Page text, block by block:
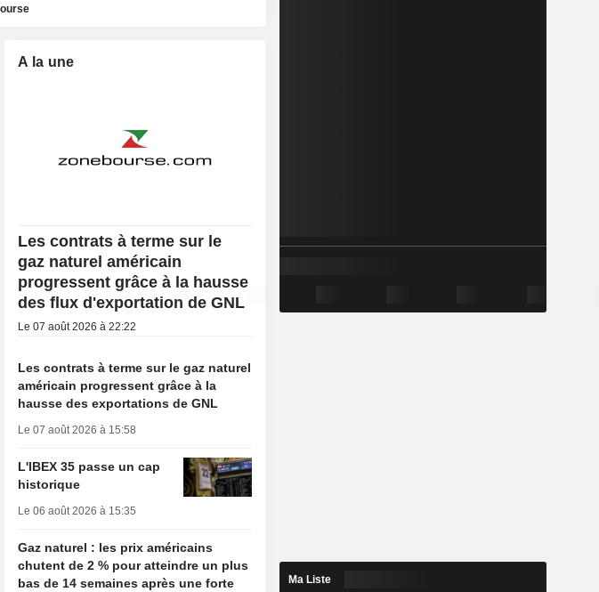
A la une
Les contrats à terme sur le
gaz naturel américain
progressent grâce à la hausse
des flux d'exportation de GNL
Le 07 août 2026 à 22:22
Les contrats à terme sur le gaz naturel
américain progressent grâce à la
hausse des exportations de GNL
Le 07 août 2026 à 15:58
L'IBEX 35 passe un cap
historique
Le 06 août 2026 à 15:35
Gaz naturel : les prix américains
chutent de 2 % pour atteindre un plus
bas de 14 semaines après une forte
Ma Liste